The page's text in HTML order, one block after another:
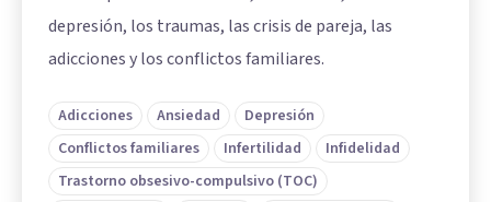
depresión, los traumas, las crisis de pareja, las
adicciones y los conflictos familiares.
Adicciones Ansiedad
Depresión
Conflictos familiares
Infertilidad
Infidelidad
Trastorno obsesivo-compulsivo (TOC)